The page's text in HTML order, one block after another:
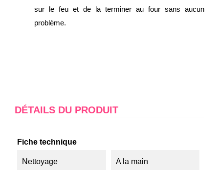
sur le feu et de la terminer au four sans aucun
problème.
DÉTAILS DU PRODUIT
Fiche technique
Nettoyage A la main